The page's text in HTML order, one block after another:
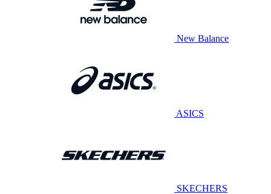
New Balance
ASICS
SKECHERS